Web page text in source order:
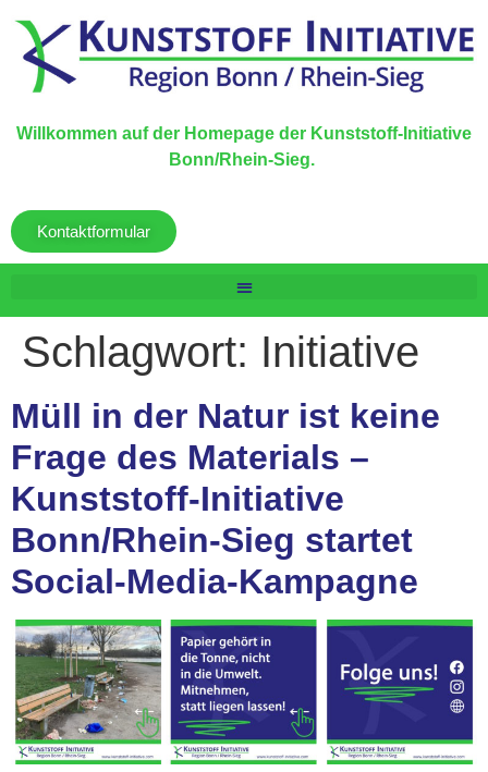
Willkommen auf der Homepage der Kunststoff-Initiative
Bonn/Rhein-Sieg.
Kontaktformular
Schlagwort: Initiative
Müll in der Natur ist keine
Frage des Materials –
Kunststoff-Initiative
Bonn/Rhein-Sieg startet
Social-Media-Kampagne